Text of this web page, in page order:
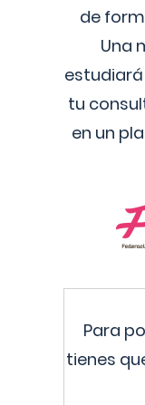
de
Una
tu
en un
Para
tienes